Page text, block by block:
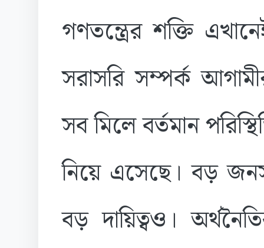
গণতন্ত্রের শক্তি
সরাসরি সম্পর্ক
সব মিলে বর্তমান
নিয়ে এসেছে। বড়
বড় দায়িত্বও।